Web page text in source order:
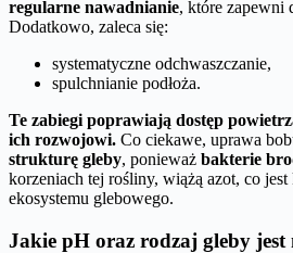
regularne nawadnianie, które zapewni
Dodatkowo, zaleca się:
systematyczne odchwaszczanie,
spulchnianie podłoża.
Te zabiegi poprawiają dostęp
ich rozwojowi. Co ciekawe, uprawa
strukturę gleby, ponieważ bakterie
korzeniach tej rośliny, wiążą azot, co jest
ekosystemu glebowego.
Jakie pH oraz rodzaj gleby jest